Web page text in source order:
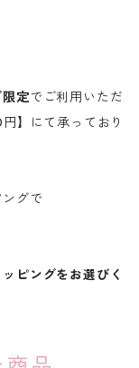
限定でご利用いただ
】にて承っており
グで
ピングをお選びく